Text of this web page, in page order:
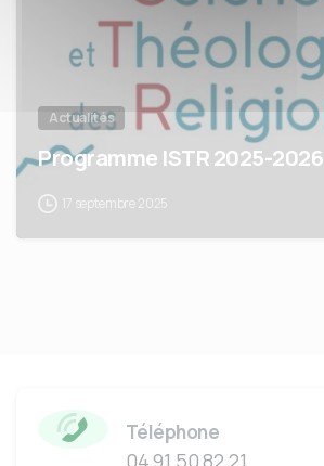
Actualités
Programme ISTR 2025-2026
17 septembre 2025
Téléphone
04 91 50 82 21